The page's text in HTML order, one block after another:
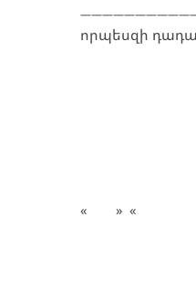
որպեսզի
« » «